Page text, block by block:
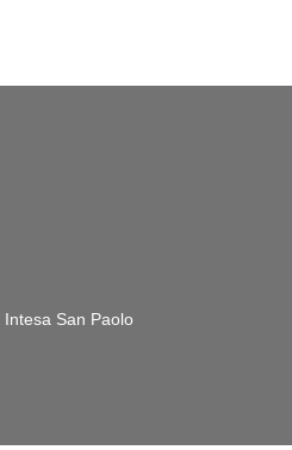
Intesa San Paolo